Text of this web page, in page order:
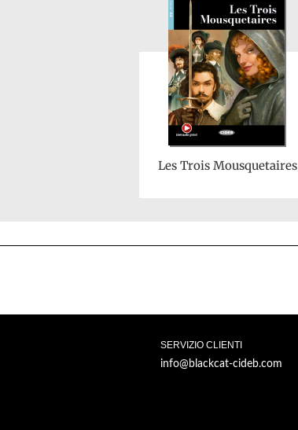
Les Trois Mousquetaires